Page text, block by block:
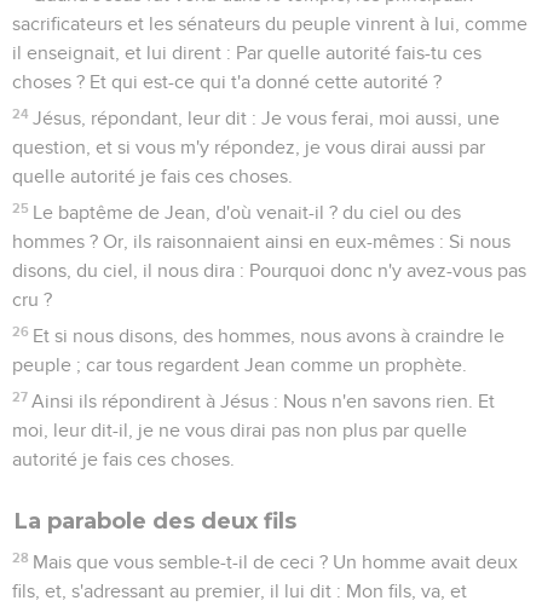
sacrificateurs et les sénateurs du peuple vinrent à lui, comme
il enseignait, et lui dirent : Par quelle autorité fais-tu ces
choses ? Et qui est-ce qui t'a donné cette autorité ?
24 Jésus, répondant, leur dit : Je vous ferai, moi aussi, une
question, et si vous m'y répondez, je vous dirai aussi par
quelle autorité je fais ces choses.
25 Le baptême de Jean, d'où venait-il ? du ciel ou des
hommes ? Or, ils raisonnaient ainsi en eux-mêmes : Si nous
disons, du ciel, il nous dira : Pourquoi donc n'y avez-vous pas
cru ?
26 Et si nous disons, des hommes, nous avons à craindre le
peuple ; car tous regardent Jean comme un prophète.
27 Ainsi ils répondirent à Jésus : Nous n'en savons rien. Et
moi, leur dit-il, je ne vous dirai pas non plus par quelle
autorité je fais ces choses.
La parabole des deux fils
28 Mais que vous semble-t-il de ceci ? Un homme avait deux
fils, et, s'adressant au premier, il lui dit : Mon fils, va, et